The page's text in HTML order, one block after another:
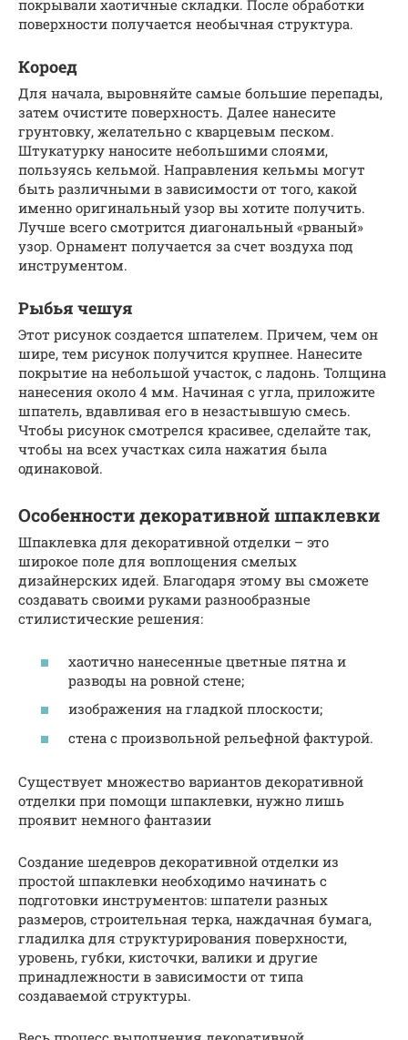
покрывали хаотичные складки. После обработки
поверхности получается необычная структура.
Короед
Для начала, выровняйте самые большие перепады,
затем очистите поверхность. Далее нанесите
грунтовку, желательно с кварцевым песком.
Штукатурку наносите небольшими слоями,
пользуясь кельмой. Направления кельмы могут
быть различными в зависимости от того, какой
именно оригинальный узор вы хотите получить.
Лучше всего смотрится диагональный «рваный»
узор. Орнамент получается за счет воздуха под
инструментом.
Рыбья чешуя
Этот рисунок создается шпателем. Причем, чем он
шире, тем рисунок получится крупнее. Нанесите
покрытие на небольшой участок, с ладонь. Толщина
нанесения около 4 мм. Начиная с угла, приложите
шпатель, вдавливая его в незастывшую смесь.
Чтобы рисунок смотрелся красивее, сделайте так,
чтобы на всех участках сила нажатия была
одинаковой.
Особенности декоративной шпаклевки
Шпаклевка для декоративной отделки – это
широкое поле для воплощения смелых
дизайнерских идей. Благодаря этому вы сможете
создавать своими руками разнообразные
стилистические решения:
хаотично нанесенные цветные пятна и
разводы на ровной стене;
изображения на гладкой плоскости;
стена с произвольной рельефной фактурой.
Существует множество вариантов декоративной
отделки при помощи шпаклевки, нужно лишь
проявит немного фантазии
Создание шедевров декоративной отделки из
простой шпаклевки необходимо начинать с
подготовки инструментов: шпатели разных
размеров, строительная терка, наждачная бумага,
гладилка для структурирования поверхности,
уровень, губки, кисточки, валики и другие
принадлежности в зависимости от типа
создаваемой структуры.